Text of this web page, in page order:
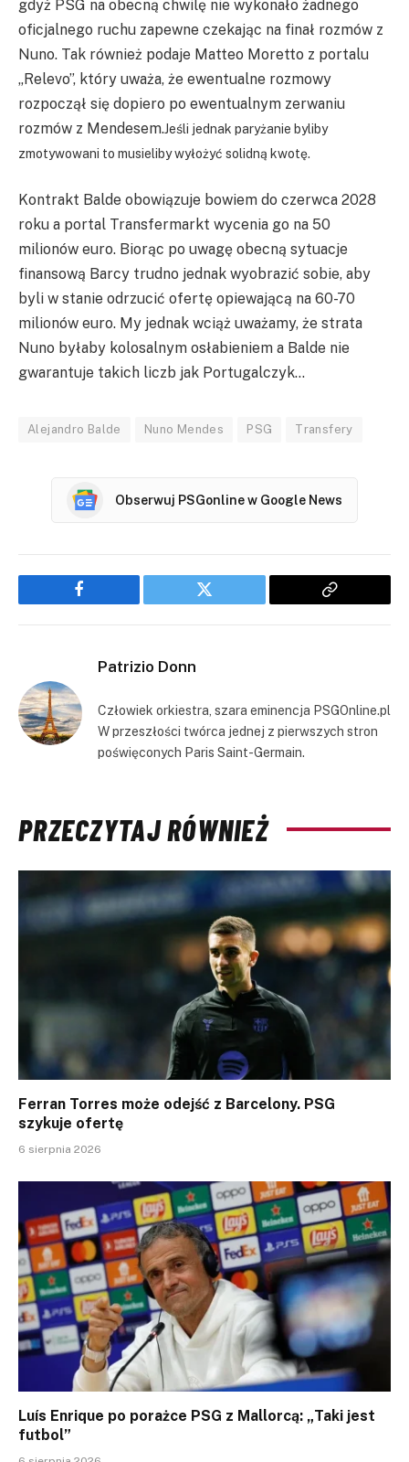
gdyż PSG na obecną chwilę nie wykonało żadnego
oficjalnego ruchu zapewne czekając na finał rozmów z
Nuno. Tak również podaje Matteo Moretto z portalu
„Relevo”, który uważa, że ewentualne rozmowy
rozpoczął się dopiero po ewentualnym zerwaniu
rozmów z Mendesem.Jeśli jednak paryżanie byliby
zmotywowani to musieliby wyłożyć solidną kwotę.
Kontrakt Balde obowiązuje bowiem do czerwca 2028
roku a portal Transfermarkt wycenia go na 50
milionów euro. Biorąc po uwagę obecną sytuacje
finansową Barcy trudno jednak wyobrazić sobie, aby
byli w stanie odrzucić ofertę opiewającą na 60-70
milionów euro. My jednak wciąż uważamy, że strata
Nuno byłaby kolosalnym osłabieniem a Balde nie
gwarantuje takich liczb jak Portugalczyk…
Alejandro Balde Nuno Mendes PSG Transfery
Obserwuj PSGonline w Google News
Facebook Twitter
Copy
Patrizio Donn
Człowiek orkiestra, szara eminencja PSGOnline.pl
W przeszłości twórca jednej z pierwszych stron
poświęconych Paris Saint-Germain.
PRZECZYTAJ RÓWNIEŻ
Ferran Torres może odejść z Barcelony. PSG
szykuje ofertę
6 sierpnia 2026
Luís Enrique po porażce PSG z Mallorcą: „Taki jest
futbol”